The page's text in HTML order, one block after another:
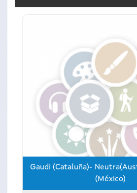
Gaudi (Cataluña)-
(México)